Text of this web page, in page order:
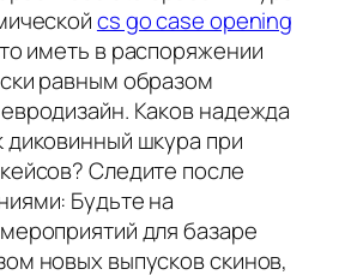
cs go case opening
иметь в распоряжении
равным образом
Каков надежда
шкура при
Следите после
Будьте на
для базаре
новых выпусков скинов,